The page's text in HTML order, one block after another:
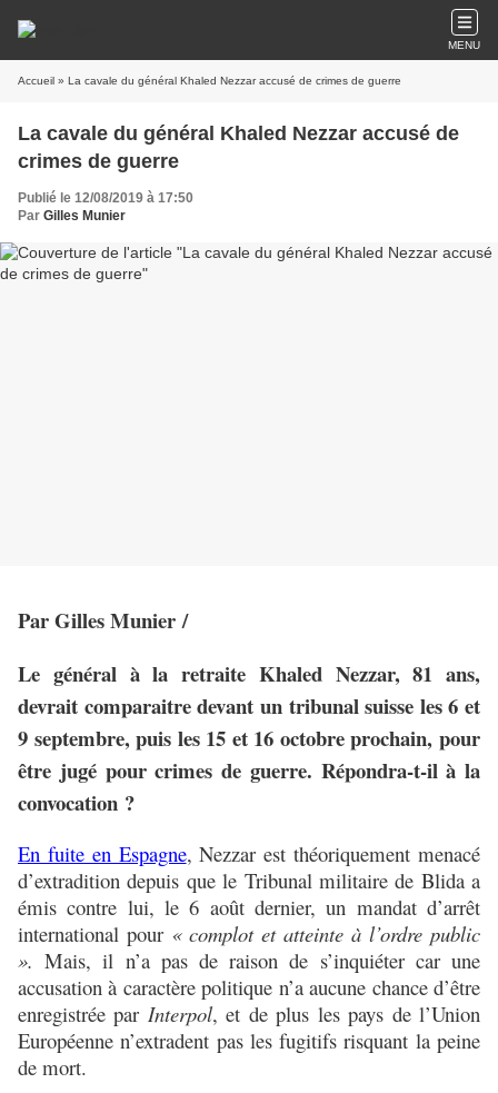
MENU
Accueil » La cavale du général Khaled Nezzar accusé de crimes de guerre
La cavale du général Khaled Nezzar accusé de
crimes de guerre
Publié le 12/08/2019 à 17:50
Par Gilles Munier
Par Gilles Munier /
Le général à la retraite Khaled Nezzar, 81 ans,
devrait comparaitre devant un tribunal suisse les 6 et
9 septembre, puis les 15 et 16 octobre prochain, pour
être jugé pour crimes de guerre. Répondra-t-il à la
convocation ?
En fuite en Espagne, Nezzar est théoriquement menacé
d’extradition depuis que le Tribunal militaire de Blida a
émis contre lui, le 6 août dernier, un mandat d’arrêt
international pour « complot et atteinte à l’ordre public
». Mais, il n’a pas de raison de s’inquiéter car une
accusation à caractère politique n’a aucune chance d’être
enregistrée par Interpol, et de plus les pays de l’Union
Européenne n’extradent pas les fugitifs risquant la peine
de mort.